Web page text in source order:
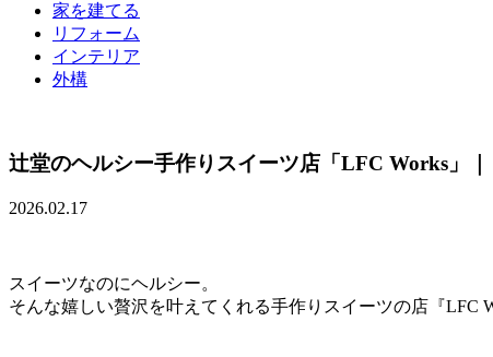
家を建てる
リフォーム
インテリア
外構
辻堂のヘルシー手作りスイーツ店「LFC Works」｜
2026.02.17
スイーツなのにヘルシー。
そんな嬉しい贅沢を叶えてくれる手作りスイーツの店『LFC